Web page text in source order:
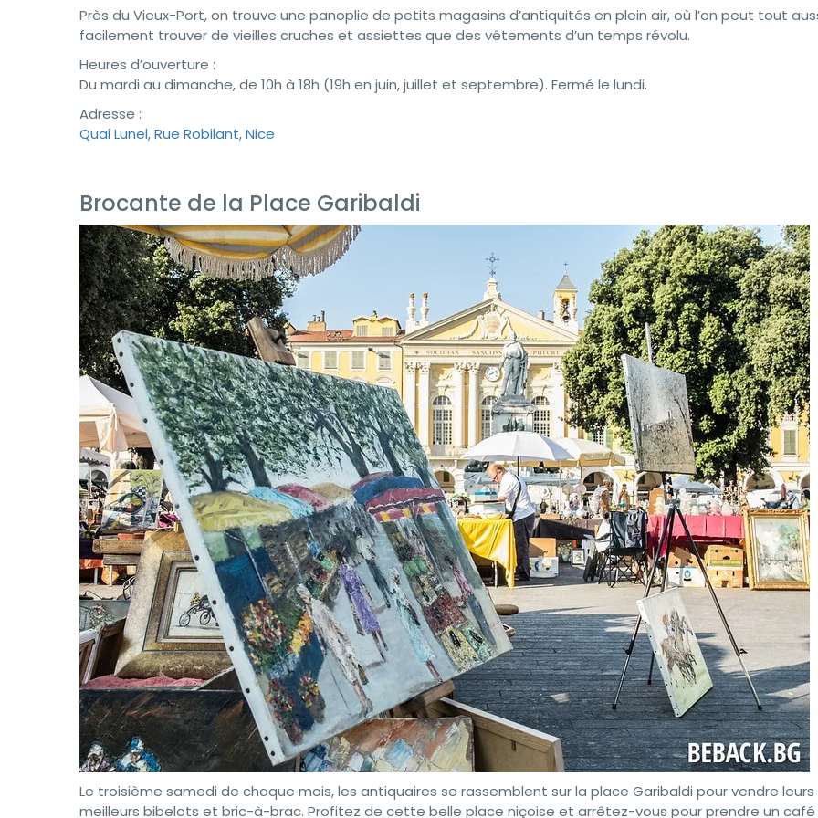
Près du Vieux-Port, on trouve une panoplie de petits magasins d’antiquités en plein air, où l’on peut tout
facilement trouver de vieilles cruches et assiettes que des vêtements d’un temps révolu.
Heures d’ouverture :
Du mardi au dimanche, de 10h à 18h (19h en juin, juillet et septembre). Fermé le lundi.
Adresse :
Quai Lunel, Rue Robilant, Nice
Brocante de la Place Garibaldi
Le troisième samedi de chaque mois, les antiquaires se rassemblent sur la place Garibaldi pour vendre leurs
meilleurs bibelots et bric-à-brac. Profitez de cette belle place niçoise et arrêtez-vous pour prendre un café